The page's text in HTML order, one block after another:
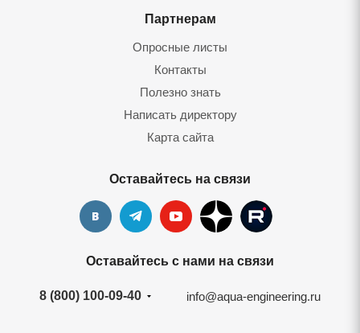
Партнерам
Опросные листы
Контакты
Полезно знать
Написать директору
Карта сайта
Оставайтесь на связи
Оставайтесь с нами на связи
8 (800) 100-09-40 info@aqua-engineering.ru